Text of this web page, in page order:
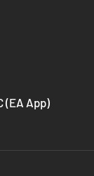
(EA App)